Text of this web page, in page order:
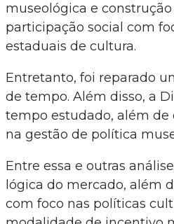
museológica e
participação social com
estaduais de cultura.
Entretanto, foi reparado
de tempo. Além disso, a
tempo estudado, além
na gestão de política
Entre essa e outras
lógica do mercado, além
com foco nas políticas